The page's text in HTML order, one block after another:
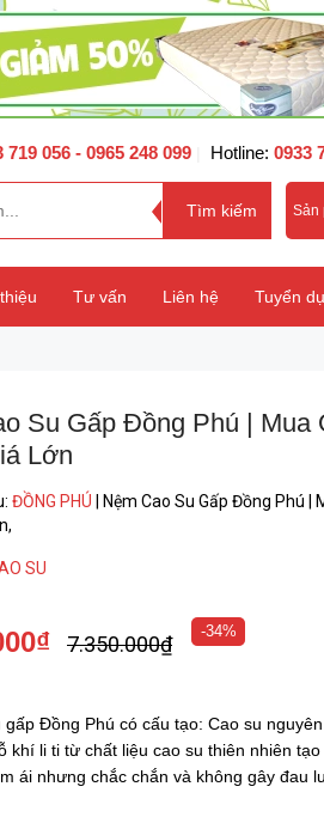
719 056 - 0965 248 099| Hotline: 0933
Sản
Tư vấn Liên hệ Tuyển
Su Gấp Đồng Phú | Mua
Lớn
: ĐỒNG PHÚ | Nệm Cao Su Gấp Đồng Phú |
SU
7.350.000₫
-34%
gấp Đồng Phú có cấu tạo: Cao su nguyên
khí li ti từ chất liệu cao su thiên nhiên
ái nhưng chắc chắn và không gây đau